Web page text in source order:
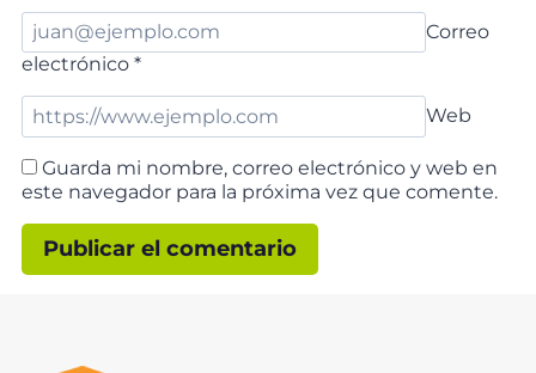
Correo
electrónico *
Web
Guarda mi nombre, correo electrónico y web en
este navegador para la próxima vez que comente.